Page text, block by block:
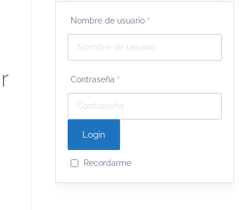
Nombre de usuario *
Contraseña *
Recordarme